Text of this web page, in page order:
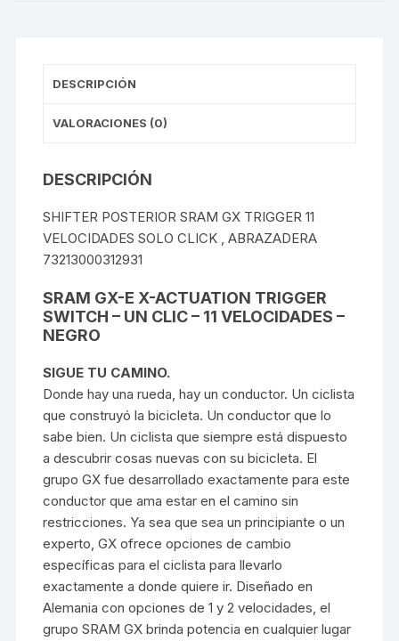
PACK
DESCRIPCIÓN
VALORACIONES (0)
DESCRIPCIÓN
SHIFTER POSTERIOR SRAM GX TRIGGER 11
VELOCIDADES SOLO CLICK , ABRAZADERA
73213000312931
SRAM GX-E X-ACTUATION TRIGGER
SWITCH – UN CLIC – 11 VELOCIDADES –
NEGRO
SIGUE TU CAMINO.
Donde hay una rueda, hay un conductor. Un ciclista
que construyó la bicicleta. Un conductor que lo
sabe bien. Un ciclista que siempre está dispuesto
a descubrir cosas nuevas con su bicicleta. El
grupo GX fue desarrollado exactamente para este
conductor que ama estar en el camino sin
restricciones. Ya sea que sea un principiante o un
experto, GX ofrece opciones de cambio
específicas para el ciclista para llevarlo
exactamente a donde quiere ir. Diseñado en
Alemania con opciones de 1 y 2 velocidades, el
grupo SRAM GX brinda potencia en cualquier lugar